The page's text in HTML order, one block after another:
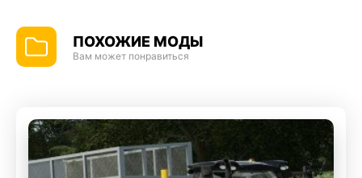
ПОХОЖИЕ МОДЫ
Вам может понравиться